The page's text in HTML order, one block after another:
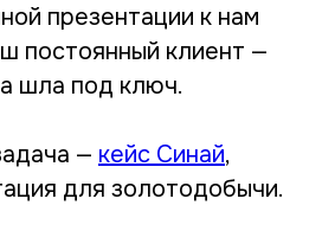
презентации к нам
постоянный клиент —
шла под ключ.
— кейс Синай,
для золотодобычи.